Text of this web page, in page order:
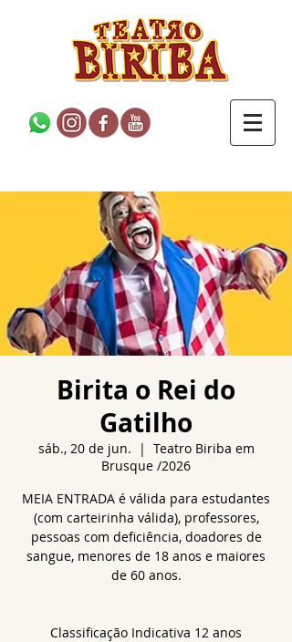
Birita o Rei do
Gatilho
sáb., 20 de jun.
  |
Teatro Biriba em
Brusque /2026
MEIA ENTRADA é válida para estudantes
(com carteirinha válida), professores,
pessoas com deficiência, doadores de
sangue, menores de 18 anos e maiores
de 60 anos.
Classificação Indicativa 12 anos